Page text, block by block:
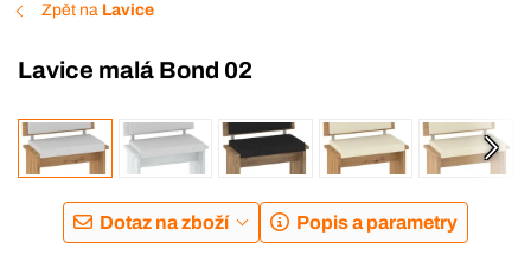
Zpět na Lavice
Lavice malá Bond 02
Dotaz na zboží Popis a parametry